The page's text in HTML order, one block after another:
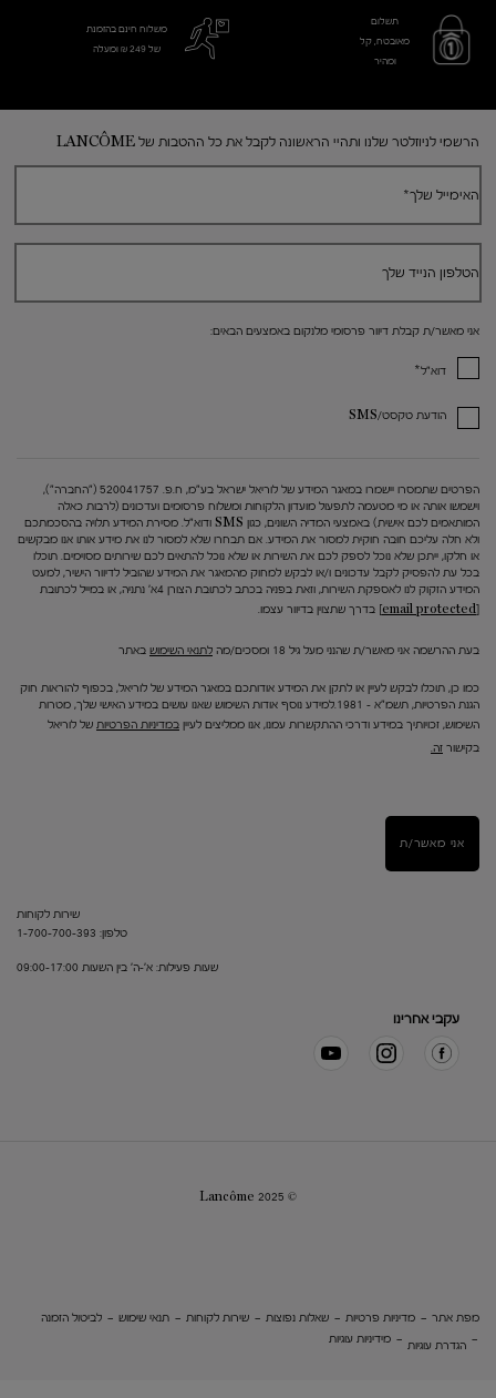
תשלום
מאובטח, קל
ומהיר
משלוח חינם בהזמנת
של 249 ₪ ומעלה
הרשמי לניוזלטר שלנו ותהיי הראשונה לקבל את כל ההטבות של LANCÔME
האימייל שלך*
הטלפון הנייד שלך
אני מאשר/ת קבלת דיוור פרסומי מלנקום באמצעים הבאים:
דוא"ל*
הודעת טקסט/SMS
הפרטים שתמסרו יישמרו במאגר המידע של לוריאל ישראל בע"מ, ח.פ. 520041757 ("החברה"),
וישמשו אותה או מי מטעמה לתפעול מועדון הלקוחות ומשלוח פרסומים ועדכונים (לרבות כאלה
המותאמים לכם אישית) באמצעי המדיה השונים, כגון SMS ודוא"ל. מסירת המידע תלויה בהסכמתכם
ולא חלה עליכם חובה חוקית למסור את המידע. אם תבחרו שלא למסור לנו את מידע אותו אנו מבקשים
או חלקו, ייתכן שלא נוכל לספק לכם את השירות או שלא נוכל להתאים לכם שירותים מסוימים. תוכלו
בכל עת להפסיק לקבל עדכונים ו/או לבקש למחוק מהמאגר את המידע שהוביל לדיוור הישיר, למעט
המידע הזקוק לנו לאספקת השירות, וזאת בפניה בכתב לכתובת הצורן 4א' נתניה, או במייל לכתובת
[email protected]
בדרך שתצוין בדיוור עצמו.
בעת ההרשמה אני מאשר/ת שהנני מעל גיל 18 ומסכים/מה לתנאי השימוש באתר
כמו כן, תוכלו לבקש לעיין או לתקן את המידע אודותכם במאגר המידע של לוריאל, בכפוף להוראות חוק
הגנת הפרטיות, תשמ"א – 1981.למידע נוסף אודות השימוש שאנו עושים במידע האישי שלך, מטרות
השימוש, זכויותיך במידע ודרכי ההתקשרות עמנו, אנו ממליצים לעיין במדיניות הפרטיות של לוריאל
בקישור זה.
אני מאשר/ת
שירות לקוחות
טלפון: 1-700-700-393
שעות פעילות: א'-ה' בין השעות 09:00-17:00
עקבי אחרינו
© Lancôme 2025
מפת אתר מדיניות פרטיות שאלות נפוצות שירות לקוחות תנאי שימוש
לביטול הזמנה
הגדרת עוגיות
מידיניות עוגיות